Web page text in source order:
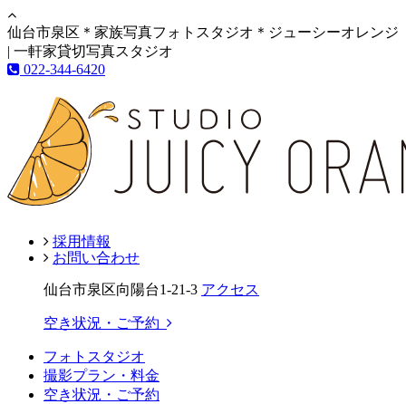
仙台市泉区＊家族写真フォトスタジオ＊ジューシーオレンジ
| 一軒家貸切写真スタジオ
022-344-6420
採用情報
お問い合わせ
仙台市泉区向陽台1-21-3 アクセス
空き状況・ご予約
フォトスタジオ
撮影プラン・料金
空き状況・ご予約